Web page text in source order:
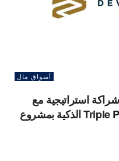
أسواق مال
استراتيجية مع
ڤودافون مصر لتوفير خدمات Triple Play الذكية بمشروع